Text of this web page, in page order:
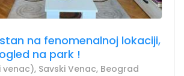
na fenomenalnoj lokaciji,
na park !
Savski Venac, Beograd